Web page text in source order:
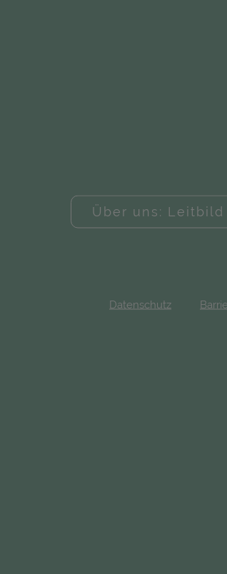
Über uns:
Datenschutz